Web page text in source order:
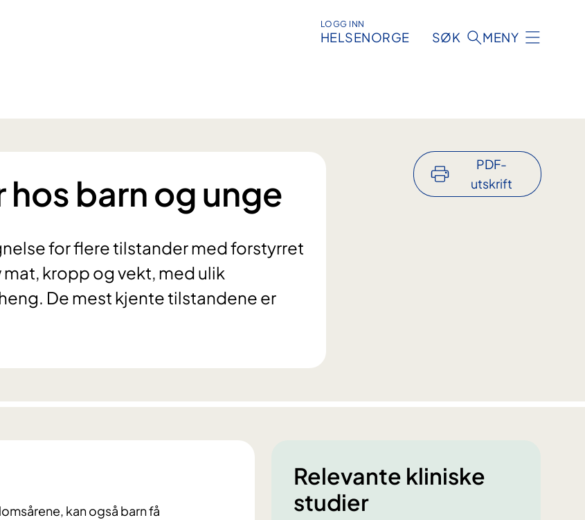
LOGG INN
HELSENORGE SØK MENY
barn og unge
for flere tilstander med forstyrret
kropp og vekt, med ulik
De mest kjente tilstandene er
PDF-
utskrift
kan også barn få
Relevante kliniske
studier